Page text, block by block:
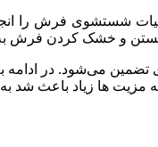
شستشوی فرش
شستن و خشک کردن فرش
می‌شود. در ادامه
مزیت ها زیاد باعث شد